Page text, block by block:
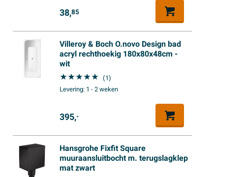
38,85
Villeroy & Boch O.novo Design bad
acryl rechthoekig 180x80x48cm -
wit
(1)
Levering: 1 - 2 weken
395,-
Hansgrohe Fixfit Square
muuraansluitbocht m. terugslagklep
mat zwart